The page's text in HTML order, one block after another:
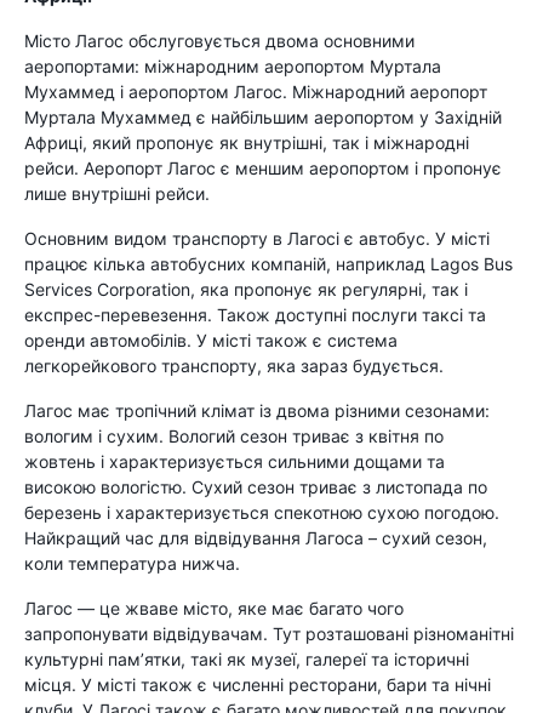
Місто Лагос обслуговується двома основними
аеропортами: міжнародним аеропортом Муртала
Мухаммед і аеропортом Лагос. Міжнародний аеропорт
Муртала Мухаммед є найбільшим аеропортом у Західній
Африці, який пропонує як внутрішні, так і міжнародні
рейси. Аеропорт Лагос є меншим аеропортом і пропонує
лише внутрішні рейси.
Основним видом транспорту в Лагосі є автобус. У місті
працює кілька автобусних компаній, наприклад Lagos Bus
Services Corporation, яка пропонує як регулярні, так і
експрес-перевезення. Також доступні послуги таксі та
оренди автомобілів. У місті також є система
легкорейкового транспорту, яка зараз будується.
Лагос має тропічний клімат із двома різними сезонами:
вологим і сухим. Вологий сезон триває з квітня по
жовтень і характеризується сильними дощами та
високою вологістю. Сухий сезон триває з листопада по
березень і характеризується спекотною сухою погодою.
Найкращий час для відвідування Лагоса – сухий сезон,
коли температура нижча.
Лагос — це жваве місто, яке має багато чого
запропонувати відвідувачам. Тут розташовані різноманітні
культурні пам’ятки, такі як музеї, галереї та історичні
місця. У місті також є численні ресторани, бари та нічні